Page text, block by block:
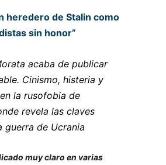
heredero de Stalin como
sin honor”
acaba de publicar
Cinismo, histeria y
la rusofobia de
revela las claves
guerra de Ucrania
muy claro en varias